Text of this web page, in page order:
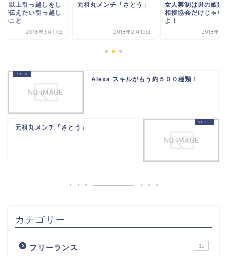
回以上引っ越しをし
が伝えたい引っ越し
のこと
2018年3月17日
元祖丸メンチ「さとう」
2018年2月15日
女人禁制は男の嫉妬
相撲協会だけじゃな
よ！
2018年4
Alexa スキルがもう約５００種類！
元祖丸メンチ「さとう」
カテゴリー
フリーランス 11